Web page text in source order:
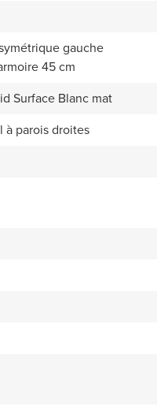
gauche
45 cm
Surface Blanc mat
à parois droites